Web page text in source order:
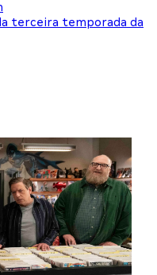
terceira temporada da